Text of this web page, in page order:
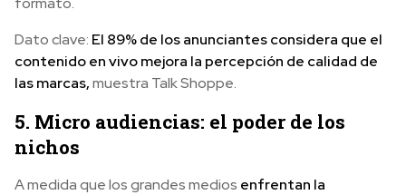
Dato clave: El 89% de los anunciantes considera que el
contenido en vivo mejora la percepción de calidad de
las marcas,muestra Talk Shoppe.
5. Micro audiencias: el poder de los
nichos
A medida que los grandes medios enfrentan la